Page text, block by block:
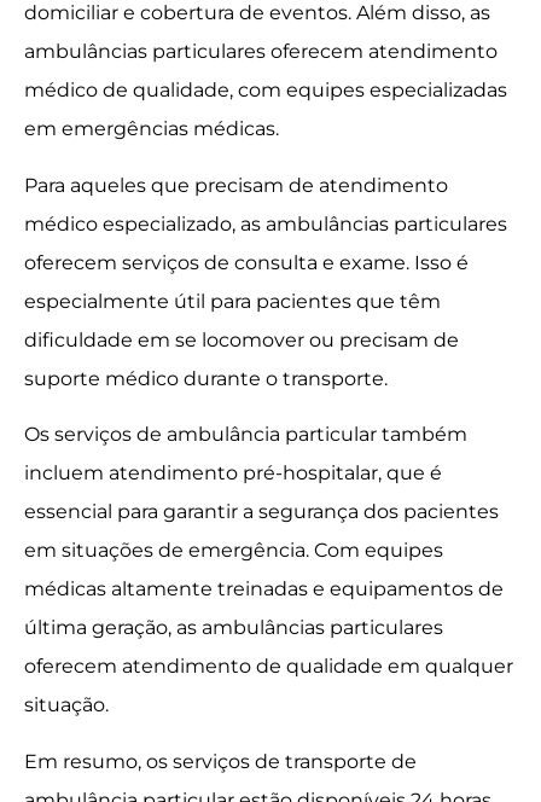
domiciliar e cobertura de eventos. Além disso, as
ambulâncias particulares oferecem atendimento
médico de qualidade, com equipes especializadas
em emergências médicas.
Para aqueles que precisam de atendimento
médico especializado, as ambulâncias particulares
oferecem serviços de consulta e exame. Isso é
especialmente útil para pacientes que têm
dificuldade em se locomover ou precisam de
suporte médico durante o transporte.
Os serviços de ambulância particular também
incluem atendimento pré-hospitalar, que é
essencial para garantir a segurança dos pacientes
em situações de emergência. Com equipes
médicas altamente treinadas e equipamentos de
última geração, as ambulâncias particulares
oferecem atendimento de qualidade em qualquer
situação.
Em resumo, os serviços de transporte de